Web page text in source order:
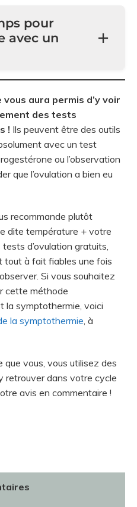
pour
avec un
aura permis d’y voir
des tests
! Ils peuvent être des outils
avec un test
ou l’observation
que l’ovulation a bien eu
recommande plutôt
dite température + votre
d’ovulation gratuits,
tout à fait fiables une fois
Si vous souhaitez
cette méthode
la symptothermie, voici
la symptothermie, à
que vous, vous utilisez des
retrouver dans votre cycle
avis en commentaire !